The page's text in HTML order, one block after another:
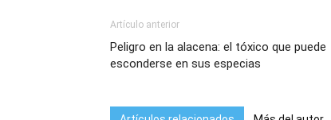
Artículo anterior
Peligro en la alacena: el tóxico que puede
esconderse en sus especias